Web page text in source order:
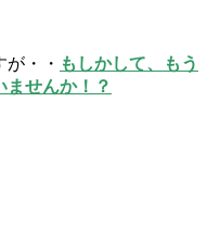
・・ もしかして、もう
ませんか！？